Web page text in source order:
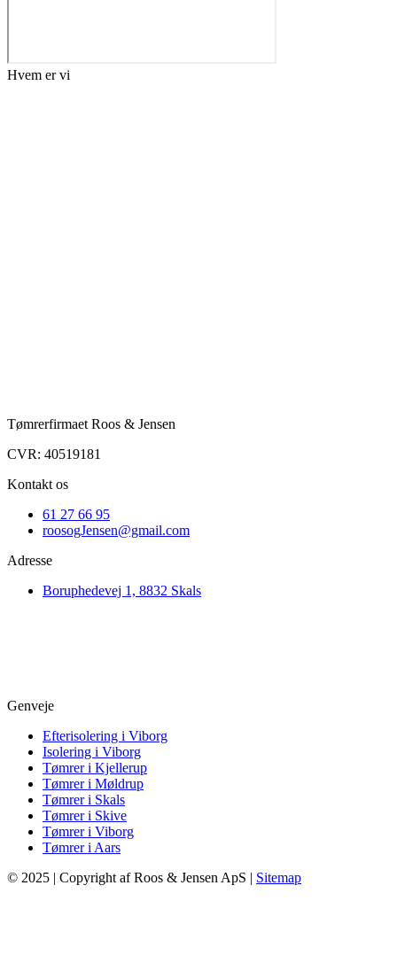
Hvem er vi
Tømrerfirmaet Roos & Jensen
CVR: 40519181
Kontakt os
61 27 66 95
roosogJensen@gmail.com
Adresse
Boruphedevej 1, 8832 Skals
Genveje
Efterisolering i Viborg
Isolering i Viborg
Tømrer i Kjellerup
Tømrer i Møldrup
Tømrer i Skals
Tømrer i Skive
Tømrer i Viborg
Tømrer i Aars
© 2025 | Copyright af Roos & Jensen ApS | Sitemap